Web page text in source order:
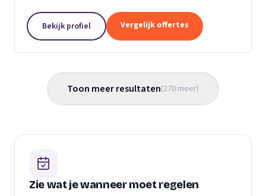
bedrijven waar schoon gemaakt moet worden is
voor ons...
Bekijk profiel Vergelijk offertes
Toon meer resultaten(270 meer)
Zie wat je wanneer moet regelen